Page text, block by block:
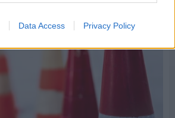
Data Access Privacy Policy